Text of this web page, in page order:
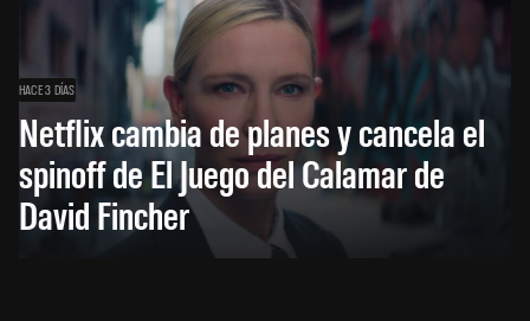
HACE 3 DÍAS
Netflix cambia de planes y cancela el
spinoff de El Juego del Calamar de
David Fincher